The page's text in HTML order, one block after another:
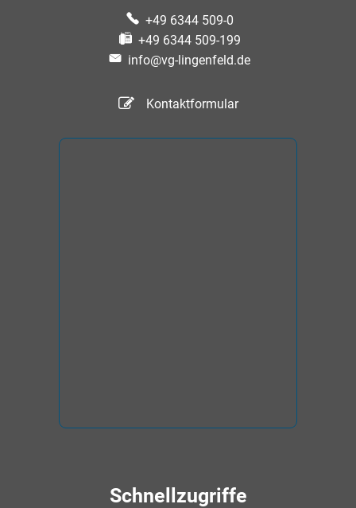
+49 6344 509-0
+49 6344 509-199
info@vg-lingenfeld.de
Kontaktformular
Schnellzugriffe